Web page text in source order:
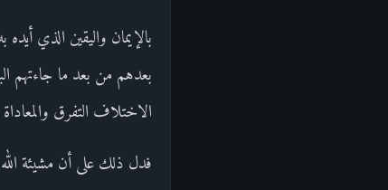
بالإيمان واليقين الذي
بعدهم من بعد ما جاءتهم
الاختلاف التفرق
فدل ذلك على أن مشيئة